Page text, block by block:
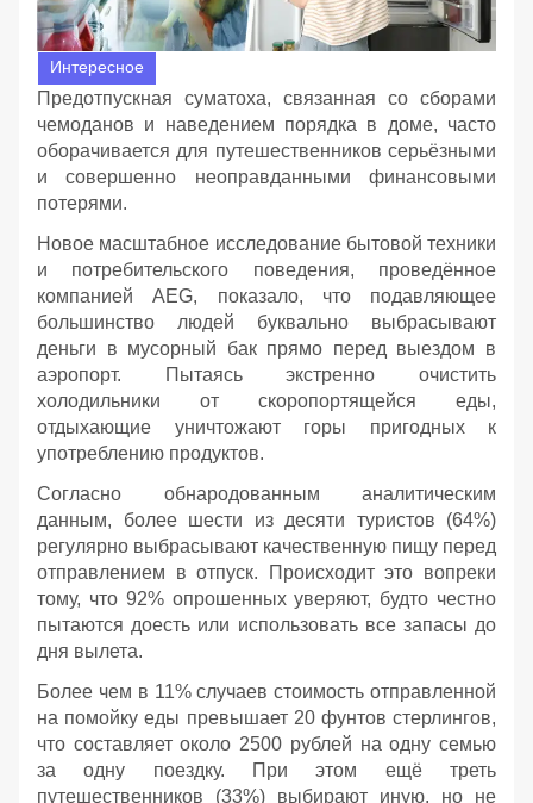
Интересное
Предотпускная суматоха, связанная со сборами
чемоданов и наведением порядка в доме, часто
оборачивается для путешественников серьёзными
и совершенно неоправданными финансовыми
потерями.
Новое масштабное исследование бытовой техники
и потребительского поведения, проведённое
компанией AEG, показало, что подавляющее
большинство людей буквально выбрасывают
деньги в мусорный бак прямо перед выездом в
аэропорт. Пытаясь экстренно очистить
холодильники от скоропортящейся еды,
отдыхающие уничтожают горы пригодных к
употреблению продуктов.
Согласно обнародованным аналитическим
данным, более шести из десяти туристов (64%)
регулярно выбрасывают качественную пищу перед
отправлением в отпуск. Происходит это вопреки
тому, что 92% опрошенных уверяют, будто честно
пытаются доесть или использовать все запасы до
дня вылета.
Более чем в 11% случаев стоимость отправленной
на помойку еды превышает 20 фунтов стерлингов,
что составляет около 2500 рублей на одну семью
за одну поездку. При этом ещё треть
путешественников (33%) выбирают иную, но не